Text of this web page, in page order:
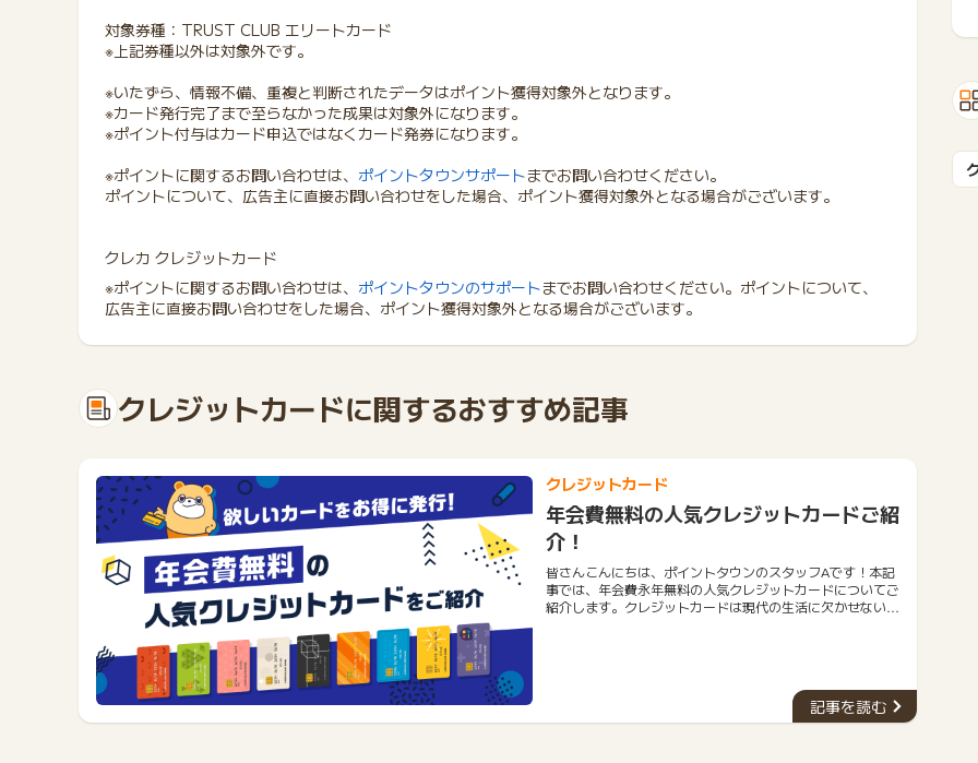
対象券種：TRUST CLUB エリートカード
※上記券種以外は対象外です。
※いたずら、情報不備、重複と判断されたデータはポイント獲得対象外となります。
※カード発行完了まで至らなかった成果は対象外になります。
※ポイント付与はカード申込ではなくカード発券になります。
※ポイントに関するお問い合わせは、 ポイントタウンサポートまでお問い合わせください。
ポイントについて、広告主に直接お問い合わせをした場合、ポイント獲得対象外となる場合がございます。
クレカ クレジットカード
※ポイントに関するお問い合わせは、 ポイントタウンのサポートまでお問い合わせください。ポイントについて、
広告主に直接お問い合わせをした場合、ポイント獲得対象外となる場合がございます。
クレジットカードに関するおすすめ記事
クレジットカード
年会費無料の人気クレジットカードご紹
介！
皆さんこんにちは、ポイントタウンのスタッフAです！本記
事では、年会費永年無料の人気クレジットカードについてご
紹介します。クレジットカードは現代の生活に欠かせないツ
ビスを提供しながらも、年会費を一切支払う必要がありませ
ん。ぜひ、自分に合ったカードを見つけて、お得な生活を送
りましょう。
記事を読む